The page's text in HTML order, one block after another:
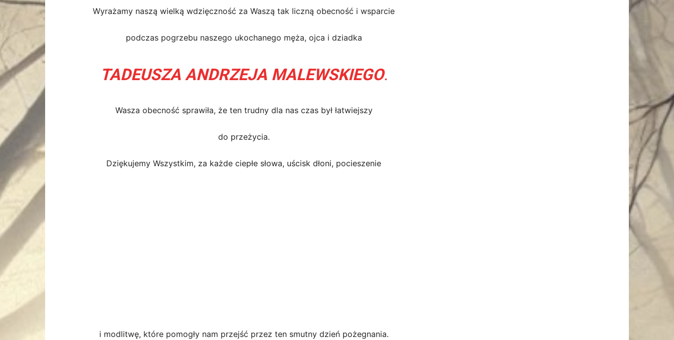
Wyrażamy naszą wielką wdzięczność za Waszą tak liczną obecność i wsparcie
podczas pogrzebu naszego ukochanego męża, ojca i dziadka
TADEUSZA ANDRZEJA MALEWSKIEGO.
Wasza obecność sprawiła, że ten trudny dla nas czas był łatwiejszy
do przeżycia.
Dziękujemy Wszystkim, za każde ciepłe słowa, uścisk dłoni, pocieszenie
i modlitwę, które pomogły nam przejść przez ten smutny dzień pożegnania.